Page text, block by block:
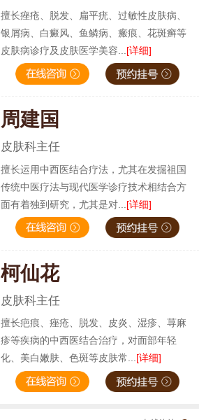
擅长痤疮、脱发、扁平疣、过敏性皮肤病、
银屑病、白癜风、鱼鳞病、瘢痕、花斑癣等
皮肤病诊疗及皮肤医学美容... [详细]
周建国
皮肤科主任
擅长运用中西医结合疗法，尤其在发掘祖国
传统中医疗法与现代医学诊疗技术相结合方
面有着独到研究，尤其是对... [详细]
柯仙花
皮肤科主任
擅长疤痕、痤疮、脱发、皮炎、湿疹、荨麻
疹等疾病的中西医结合治疗，对面部年轻
化、美白嫩肤、色斑等皮肤常...[详细]